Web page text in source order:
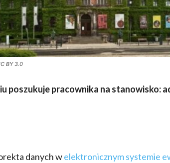
BY 3.0
poszukuje pracownika na stanowisko:
danych welektronicznym systemie